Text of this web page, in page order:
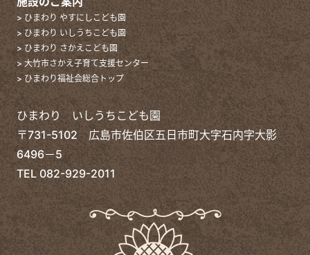
> ひまわり やすにしこども園
> ひまわり いしうちこども園
> ひまわり さかえこども園
> 大竹市さかえ子育て支援センター
> ひまわり福祉会総合トップ
ひまわり いしうちこども園
〒731-5102 広島市佐伯区五日市町大字石内字大影
6496－5
TEL 082-929-2011